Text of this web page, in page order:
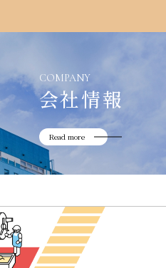
COMPANY
会社情報
Read more